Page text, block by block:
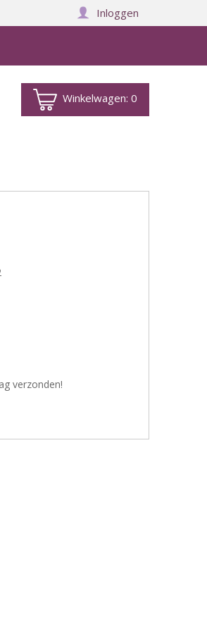
Inloggen
Winkelwagen:0
verzonden!